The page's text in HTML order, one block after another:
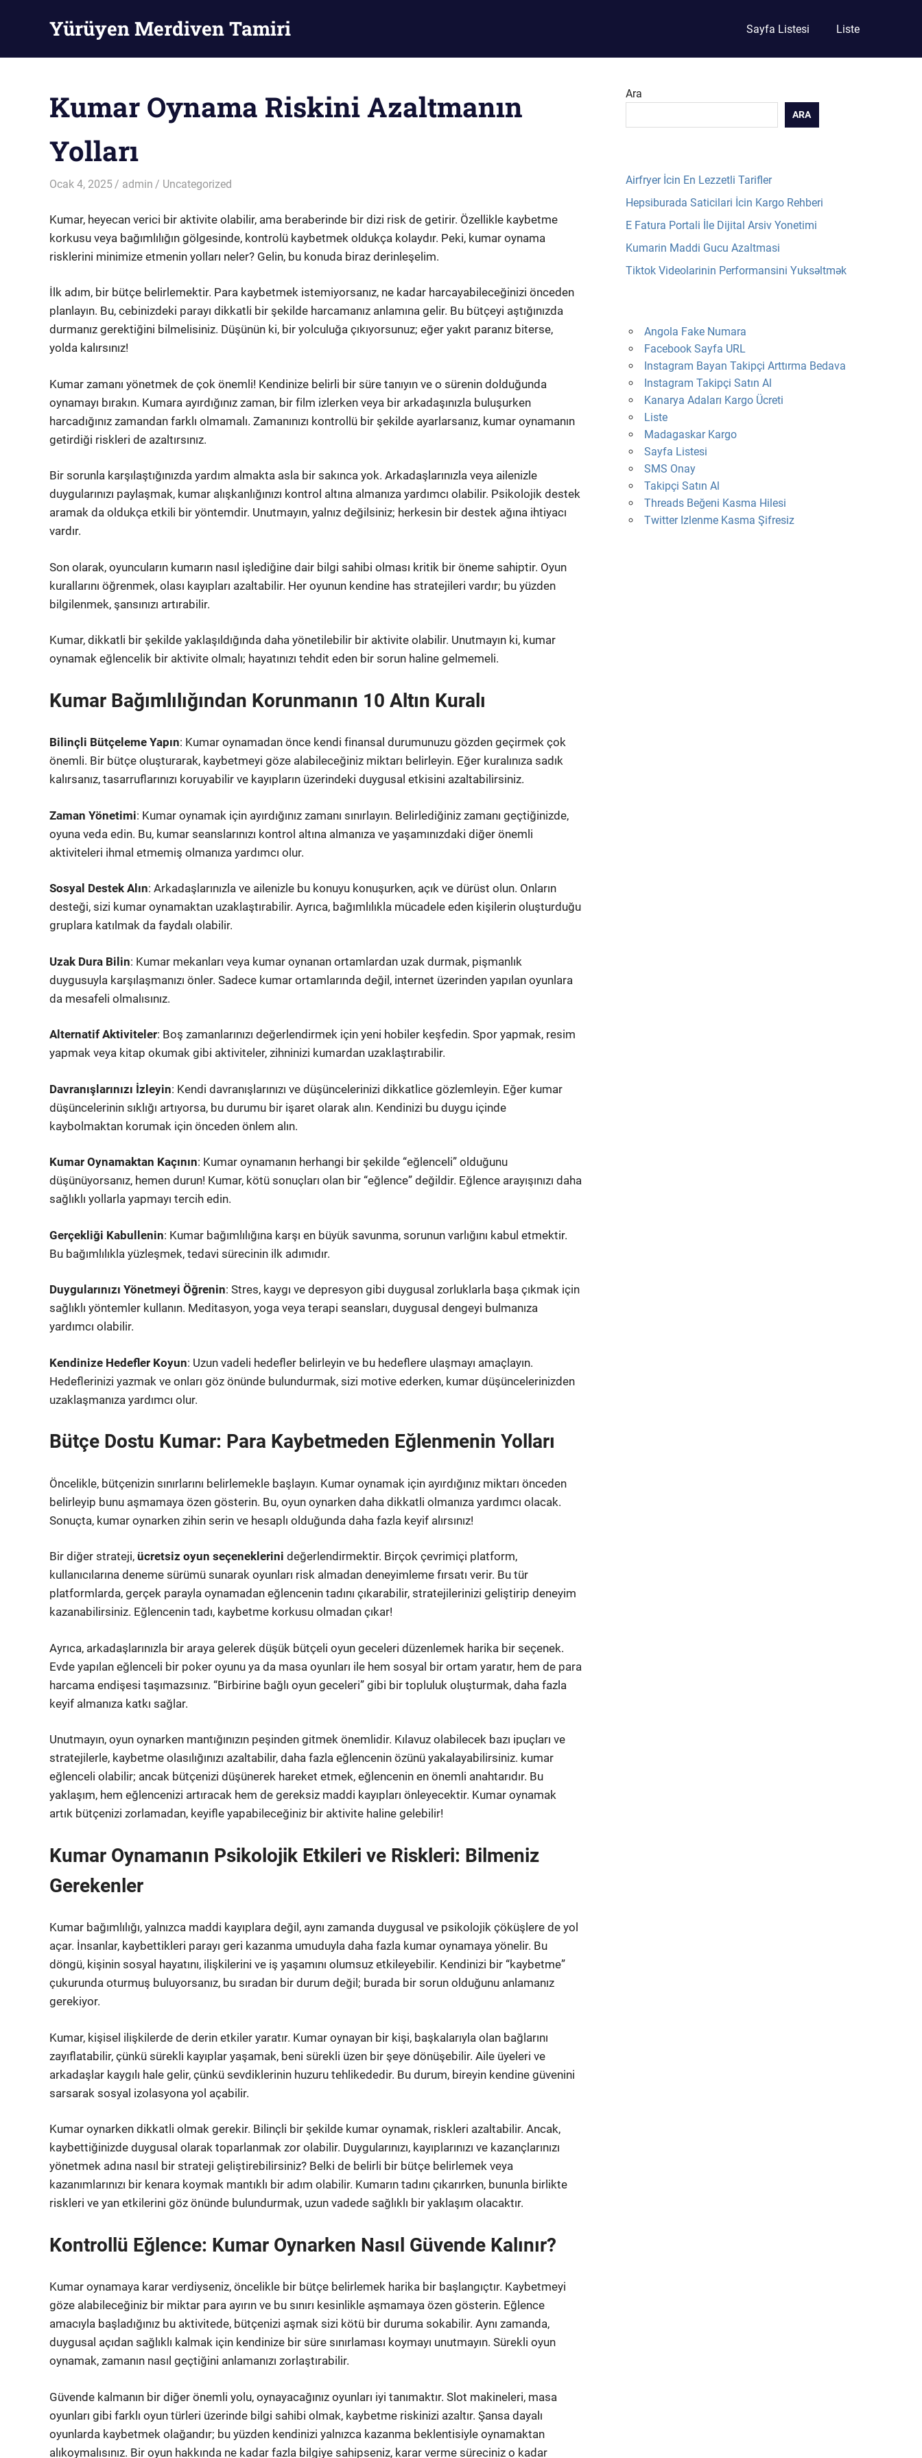
Yürüyen Merdiven Tamiri Sayfa Listesi Liste
Kumar Oynama Riskini Azaltmanın
Yolları
Ocak 4, 2025 admin Uncategorized
Kumar, heyecan verici bir aktivite olabilir, ama beraberinde bir dizi risk de getirir. Özellikle kaybetme
korkusu veya bağımlılığın gölgesinde, kontrolü kaybetmek oldukça kolaydır. Peki, kumar oynama
risklerini minimize etmenin yolları neler? Gelin, bu konuda biraz derinleşelim.
İlk adım, bir bütçe belirlemektir. Para kaybetmek istemiyorsanız, ne kadar harcayabileceğinizi önceden
planlayın. Bu, cebinizdeki parayı dikkatli bir şekilde harcamanız anlamına gelir. Bu bütçeyi aştığınızda
durmanız gerektiğini bilmelisiniz. Düşünün ki, bir yolculuğa çıkıyorsunuz; eğer yakıt paranız biterse,
yolda kalırsınız!
Kumar zamanı yönetmek de çok önemli! Kendinize belirli bir süre tanıyın ve o sürenin dolduğunda
oynamayı bırakın. Kumara ayırdığınız zaman, bir film izlerken veya bir arkadaşınızla buluşurken
harcadığınız zamandan farklı olmamalı. Zamanınızı kontrollü bir şekilde ayarlarsanız, kumar oynamanın
getirdiği riskleri de azaltırsınız.
Bir sorunla karşılaştığınızda yardım almakta asla bir sakınca yok. Arkadaşlarınızla veya ailenizle
duygularınızı paylaşmak, kumar alışkanlığınızı kontrol altına almanıza yardımcı olabilir. Psikolojik destek
aramak da oldukça etkili bir yöntemdir. Unutmayın, yalnız değilsiniz; herkesin bir destek ağına ihtiyacı
vardır.
Son olarak, oyuncuların kumarın nasıl işlediğine dair bilgi sahibi olması kritik bir öneme sahiptir. Oyun
kurallarını öğrenmek, olası kayıpları azaltabilir. Her oyunun kendine has stratejileri vardır; bu yüzden
bilgilenmek, şansınızı artırabilir.
Kumar, dikkatli bir şekilde yaklaşıldığında daha yönetilebilir bir aktivite olabilir. Unutmayın ki, kumar
oynamak eğlencelik bir aktivite olmalı; hayatınızı tehdit eden bir sorun haline gelmemeli.
Kumar Bağımlılığından Korunmanın 10 Altın Kuralı
Bilinçli Bütçeleme Yapın: Kumar oynamadan önce kendi finansal durumunuzu gözden geçirmek çok
önemli. Bir bütçe oluşturarak, kaybetmeyi göze alabileceğiniz miktarı belirleyin. Eğer kuralınıza sadık
kalırsanız, tasarruflarınızı koruyabilir ve kayıpların üzerindeki duygusal etkisini azaltabilirsiniz.
Zaman Yönetimi: Kumar oynamak için ayırdığınız zamanı sınırlayın. Belirlediğiniz zamanı geçtiğinizde,
oyuna veda edin. Bu, kumar seanslarınızı kontrol altına almanıza ve yaşamınızdaki diğer önemli
aktiviteleri ihmal etmemiş olmanıza yardımcı olur.
Sosyal Destek Alın: Arkadaşlarınızla ve ailenizle bu konuyu konuşurken, açık ve dürüst olun. Onların
desteği, sizi kumar oynamaktan uzaklaştırabilir. Ayrıca, bağımlılıkla mücadele eden kişilerin oluşturduğu
gruplara katılmak da faydalı olabilir.
Uzak Dura Bilin: Kumar mekanları veya kumar oynanan ortamlardan uzak durmak, pişmanlık
duygusuyla karşılaşmanızı önler. Sadece kumar ortamlarında değil, internet üzerinden yapılan oyunlara
da mesafeli olmalısınız.
Alternatif Aktiviteler: Boş zamanlarınızı değerlendirmek için yeni hobiler keşfedin. Spor yapmak, resim
yapmak veya kitap okumak gibi aktiviteler, zihninizi kumardan uzaklaştırabilir.
Davranışlarınızı İzleyin: Kendi davranışlarınızı ve düşüncelerinizi dikkatlice gözlemleyin. Eğer kumar
düşüncelerinin sıklığı artıyorsa, bu durumu bir işaret olarak alın. Kendinizi bu duygu içinde
kaybolmaktan korumak için önceden önlem alın.
Kumar Oynamaktan Kaçının: Kumar oynamanın herhangi bir şekilde “eğlenceli” olduğunu
düşünüyorsanız, hemen durun! Kumar, kötü sonuçları olan bir “eğlence” değildir. Eğlence arayışınızı daha
sağlıklı yollarla yapmayı tercih edin.
Gerçekliği Kabullenin: Kumar bağımlılığına karşı en büyük savunma, sorunun varlığını kabul etmektir.
Bu bağımlılıkla yüzleşmek, tedavi sürecinin ilk adımıdır.
Duygularınızı Yönetmeyi Öğrenin: Stres, kaygı ve depresyon gibi duygusal zorluklarla başa çıkmak için
sağlıklı yöntemler kullanın. Meditasyon, yoga veya terapi seansları, duygusal dengeyi bulmanıza
yardımcı olabilir.
Kendinize Hedefler Koyun: Uzun vadeli hedefler belirleyin ve bu hedeflere ulaşmayı amaçlayın.
Hedeflerinizi yazmak ve onları göz önünde bulundurmak, sizi motive ederken, kumar düşüncelerinizden
uzaklaşmanıza yardımcı olur.
Bütçe Dostu Kumar: Para Kaybetmeden Eğlenmenin Yolları
Öncelikle, bütçenizin sınırlarını belirlemekle başlayın. Kumar oynamak için ayırdığınız miktarı önceden
belirleyip bunu aşmamaya özen gösterin. Bu, oyun oynarken daha dikkatli olmanıza yardımcı olacak.
Sonuçta, kumar oynarken zihin serin ve hesaplı olduğunda daha fazla keyif alırsınız!
Bir diğer strateji, ücretsiz oyun seçeneklerini değerlendirmektir. Birçok çevrimiçi platform,
kullanıcılarına deneme sürümü sunarak oyunları risk almadan deneyimleme fırsatı verir. Bu tür
platformlarda, gerçek parayla oynamadan eğlencenin tadını çıkarabilir, stratejilerinizi geliştirip deneyim
kazanabilirsiniz. Eğlencenin tadı, kaybetme korkusu olmadan çıkar!
Ayrıca, arkadaşlarınızla bir araya gelerek düşük bütçeli oyun geceleri düzenlemek harika bir seçenek.
Evde yapılan eğlenceli bir poker oyunu ya da masa oyunları ile hem sosyal bir ortam yaratır, hem de para
harcama endişesi taşımazsınız. “Birbirine bağlı oyun geceleri” gibi bir topluluk oluşturmak, daha fazla
keyif almanıza katkı sağlar.
Unutmayın, oyun oynarken mantığınızın peşinden gitmek önemlidir. Kılavuz olabilecek bazı ipuçları ve
stratejilerle, kaybetme olasılığınızı azaltabilir, daha fazla eğlencenin özünü yakalayabilirsiniz. kumar
eğlenceli olabilir; ancak bütçenizi düşünerek hareket etmek, eğlencenin en önemli anahtarıdır. Bu
yaklaşım, hem eğlencenizi artıracak hem de gereksiz maddi kayıpları önleyecektir. Kumar oynamak
artık bütçenizi zorlamadan, keyifle yapabileceğiniz bir aktivite haline gelebilir!
Kumar Oynamanın Psikolojik Etkileri ve Riskleri: Bilmeniz
Gerekenler
Kumar bağımlılığı, yalnızca maddi kayıplara değil, aynı zamanda duygusal ve psikolojik çöküşlere de yol
açar. İnsanlar, kaybettikleri parayı geri kazanma umuduyla daha fazla kumar oynamaya yönelir. Bu
döngü, kişinin sosyal hayatını, ilişkilerini ve iş yaşamını olumsuz etkileyebilir. Kendinizi bir “kaybetme”
çukurunda oturmuş buluyorsanız, bu sıradan bir durum değil; burada bir sorun olduğunu anlamanız
gerekiyor.
Kumar, kişisel ilişkilerde de derin etkiler yaratır. Kumar oynayan bir kişi, başkalarıyla olan bağlarını
zayıflatabilir, çünkü sürekli kayıplar yaşamak, beni sürekli üzen bir şeye dönüşebilir. Aile üyeleri ve
arkadaşlar kaygılı hale gelir, çünkü sevdiklerinin huzuru tehlikededir. Bu durum, bireyin kendine güvenini
sarsarak sosyal izolasyona yol açabilir.
Kumar oynarken dikkatli olmak gerekir. Bilinçli bir şekilde kumar oynamak, riskleri azaltabilir. Ancak,
kaybettiğinizde duygusal olarak toparlanmak zor olabilir. Duygularınızı, kayıplarınızı ve kazançlarınızı
yönetmek adına nasıl bir strateji geliştirebilirsiniz? Belki de belirli bir bütçe belirlemek veya
kazanımlarınızı bir kenara koymak mantıklı bir adım olabilir. Kumarın tadını çıkarırken, bununla birlikte
riskleri ve yan etkilerini göz önünde bulundurmak, uzun vadede sağlıklı bir yaklaşım olacaktır.
Kontrollü Eğlence: Kumar Oynarken Nasıl Güvende Kalınır?
Kumar oynamaya karar verdiyseniz, öncelikle bir bütçe belirlemek harika bir başlangıçtır. Kaybetmeyi
göze alabileceğiniz bir miktar para ayırın ve bu sınırı kesinlikle aşmamaya özen gösterin. Eğlence
amacıyla başladığınız bu aktivitede, bütçenizi aşmak sizi kötü bir duruma sokabilir. Aynı zamanda,
duygusal açıdan sağlıklı kalmak için kendinize bir süre sınırlaması koymayı unutmayın. Sürekli oyun
oynamak, zamanın nasıl geçtiğini anlamanızı zorlaştırabilir.
Güvende kalmanın bir diğer önemli yolu, oynayacağınız oyunları iyi tanımaktır. Slot makineleri, masa
oyunları gibi farklı oyun türleri üzerinde bilgi sahibi olmak, kaybetme riskinizi azaltır. Şansa dayalı
oyunlarda kaybetmek olağandır; bu yüzden kendinizi yalnızca kazanma beklentisiyle oynamaktan
alıkoymalısınız. Bir oyun hakkında ne kadar fazla bilgiye sahipseniz, karar verme süreciniz o kadar
Ara
ARA
Airfryer İcin En Lezzetli Tarifler
Hepsiburada Saticilari İcin Kargo Rehberi
E Fatura Portali İle Dijital Arsiv Yonetimi
Kumarin Maddi Gucu Azaltmasi
Tiktok Videolarinin Performansini Yuksəltmək
Angola Fake Numara
Facebook Sayfa URL
Instagram Bayan Takipçi Arttırma Bedava
Instagram Takipçi Satın Al
Kanarya Adaları Kargo Ücreti
Liste
Madagaskar Kargo
Sayfa Listesi
SMS Onay
Takipçi Satın Al
Threads Beğeni Kasma Hilesi
Twitter Izlenme Kasma Şifresiz